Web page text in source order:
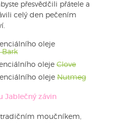
přesvědčili přátele a
celý den pečením
oleje
Bark
oleje Clove
oleje Nutmeg
Jablečný závin
moučníkem,